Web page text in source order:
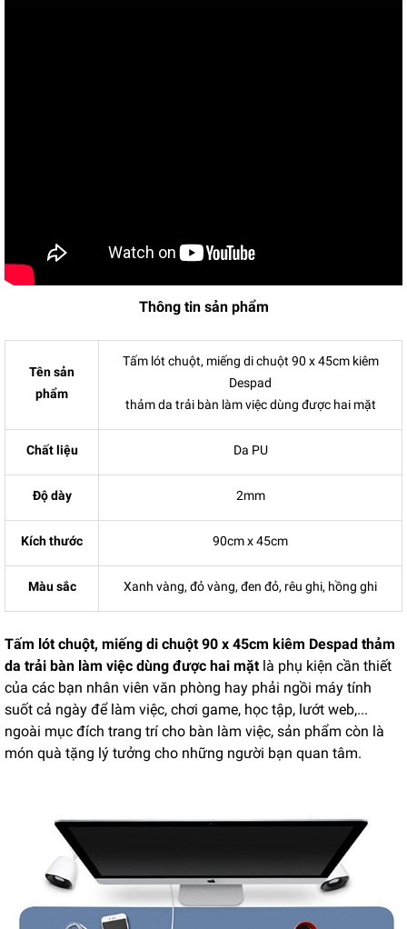
Thông tin sản phẩm
Tên sản
phẩm
Tấm lót chuột, miếng di chuột 90 x 45cm kiêm
Despad
thảm da trải bàn làm việc dùng được hai mặt
Chất liệu Da PU
Độ dày 2mm
Kích thước 90cm x 45cm
Màu sắc Xanh vàng, đỏ vàng, đen đỏ, rêu ghi, hồng ghi
Tấm lót chuột, miếng di chuột 90 x 45cm kiêm Despad thảm
da trải bàn làm việc dùng được hai mặtlà phụ kiện cần thiết
của các bạn nhân viên văn phòng hay phải ngồi máy tính
suốt cả ngày để làm việc, chơi game, học tập, lướt web,...
ngoài mục đích trang trí cho bàn làm việc, sản phẩm còn là
món quà tặng lý tưởng cho những người bạn quan tâm.